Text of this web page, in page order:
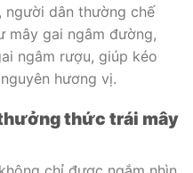
người dân thường chế
mây gai ngâm đường,
ngâm rượu, giúp kéo
hương vị.
thức trái mây